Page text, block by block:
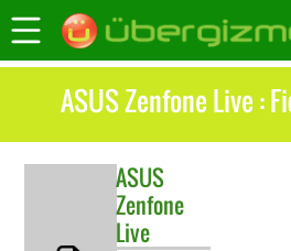
ASUS Zenfone Live :
ASUS
Zenfone
Live